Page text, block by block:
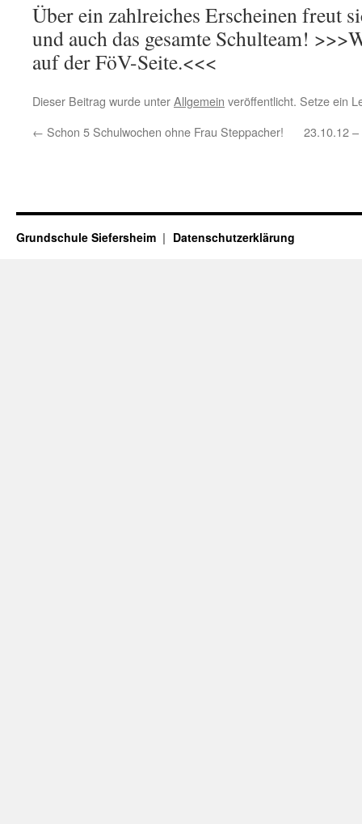
Über ein zahlreiches Erscheinen freut
und auch das gesamte Schulteam!
auf der FöV-Seite.<<<
Dieser Beitrag wurde unterAllgemein veröffentlicht. Setze ein
← Schon 5 Schulwochen ohne Frau Steppacher! 23.10.12
Grundschule Siefersheim Datenschutzerklärung